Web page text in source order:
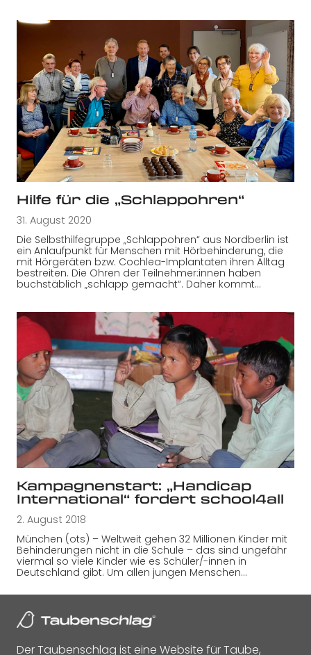
Hilfe für die „Schlappohren“
31. August 2020
Die Selbsthilfegruppe „Schlappohren“ aus Nordberlin ist
ein Anlaufpunkt für Menschen mit Hörbehinderung, die
mit Hörgeräten bzw. Cochlea-Implantaten ihren Alltag
bestreiten. Die Ohren der Teilnehmer:innen haben
buchstäblich „schlapp gemacht“. Daher kommt…
Kampagnenstart: „Handicap
International“ fordert school4all
2. August 2018
München (ots) – Weltweit gehen 32 Millionen Kinder mit
Behinderungen nicht in die Schule – das sind ungefähr
viermal so viele Kinder wie es Schüler/-innen in
Deutschland gibt. Um allen jungen Menschen…
Der Taubenschlag ist eine Website für Taube,